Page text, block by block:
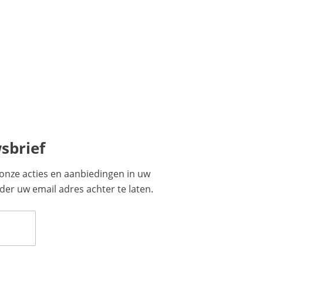
acties en aanbiedingen in uw
uw email adres achter te laten.